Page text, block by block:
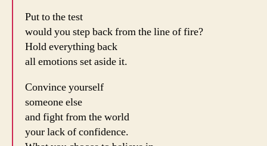
Put to the test
would you step back from the line of fire?
Hold everything back
all emotions set aside it.
Convince yourself
someone else
and fight from the world
your lack of confidence.